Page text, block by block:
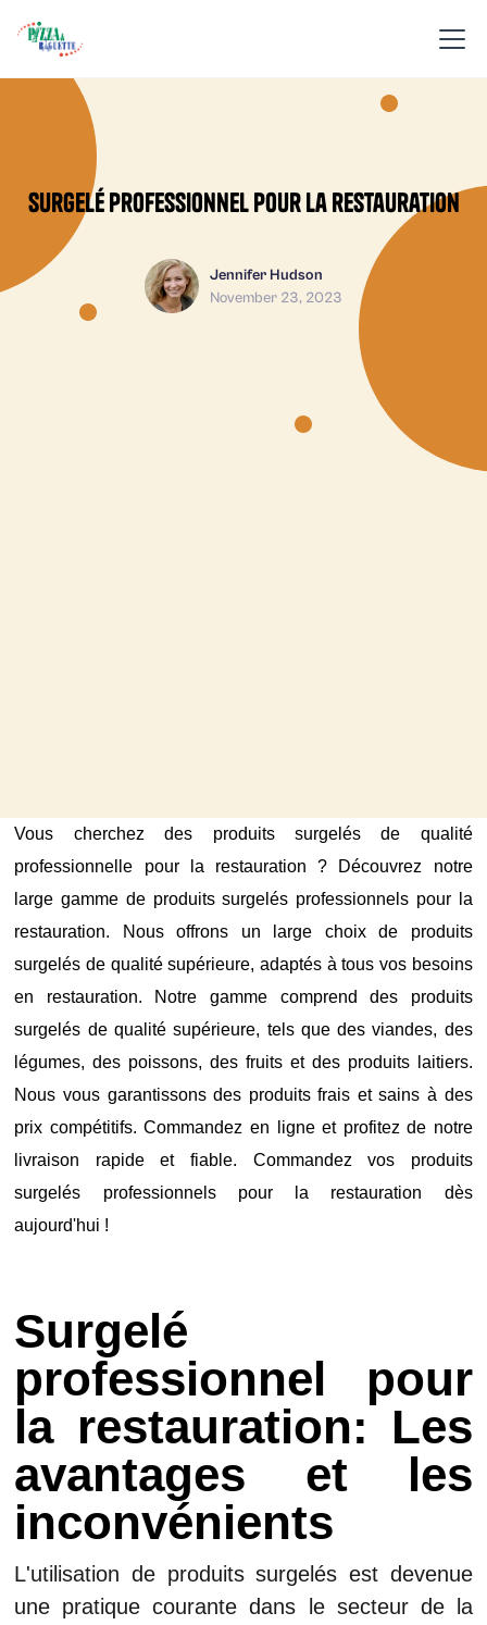
Surgelé professionnel pour la restauration
Jennifer Hudson
November 23, 2023
Vous cherchez des produits surgelés de qualité
professionnelle pour la restauration ? Découvrez notre
large gamme de produits surgelés professionnels pour la
restauration. Nous offrons un large choix de produits
surgelés de qualité supérieure, adaptés à tous vos besoins
en restauration. Notre gamme comprend des produits
surgelés de qualité supérieure, tels que des viandes, des
légumes, des poissons, des fruits et des produits laitiers.
Nous vous garantissons des produits frais et sains à des
prix compétitifs. Commandez en ligne et profitez de notre
livraison rapide et fiable. Commandez vos produits
surgelés professionnels pour la restauration dès
aujourd'hui !
Surgelé
professionnel pour
la restauration: Les
avantages et les
inconvénients
L'utilisation de produits surgelés est devenue
une pratique courante dans le secteur de la